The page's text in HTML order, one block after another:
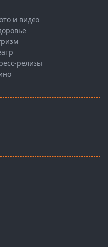
и видео
релизы